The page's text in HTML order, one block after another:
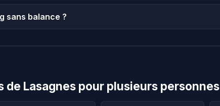
sans balance ?
de Lasagnes pour plusieurs personnes